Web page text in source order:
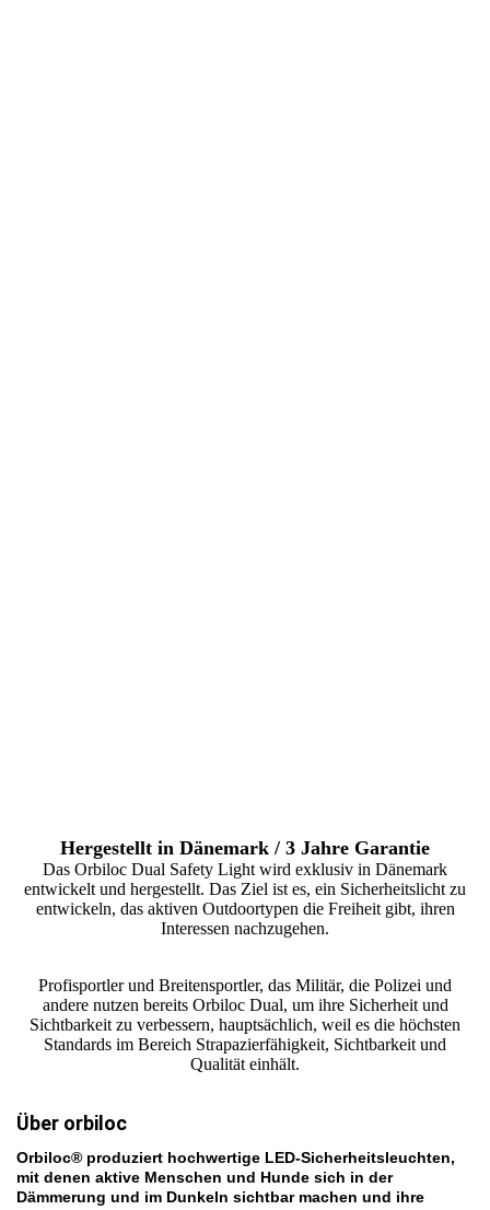
Hergestellt in Dänemark / 3 Jahre Garantie
Das Orbiloc Dual Safety Light wird exklusiv in Dänemark
entwickelt und hergestellt. Das Ziel ist es, ein Sicherheitslicht zu
entwickeln, das aktiven Outdoortypen die Freiheit gibt, ihren
Interessen nachzugehen.
Profisportler und Breitensportler, das Militär, die Polizei und
andere nutzen bereits Orbiloc Dual, um ihre Sicherheit und
Sichtbarkeit zu verbessern, hauptsächlich, weil es die höchsten
Standards im Bereich Strapazierfähigkeit, Sichtbarkeit und
Qualität einhält.
Über orbiloc
Orbiloc® produziert hochwertige LED-Sicherheitsleuchten,
mit denen aktive Menschen und Hunde sich in der
Dämmerung und im Dunkeln sichtbar machen und ihre